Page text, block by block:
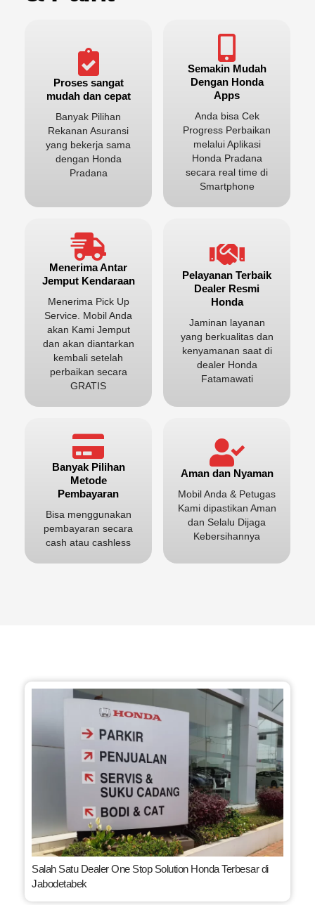
Proses sangat
mudah dan cepat
Banyak Pilihan
Rekanan Asuransi
yang bekerja sama
dengan Honda
Pradana
Semakin Mudah
Dengan Honda
Apps
Anda bisa Cek
Progress Perbaikan
melalui Aplikasi
Honda Pradana
secara real time di
Smartphone
Menerima Antar
Jemput Kendaraan
Menerima Pick Up
Service. Mobil Anda
akan Kami Jemput
dan akan diantarkan
kembali setelah
perbaikan secara
GRATIS
Pelayanan Terbaik
Dealer Resmi
Honda
Jaminan layanan
yang berkualitas dan
kenyamanan saat di
dealer Honda
Fatamawati
Banyak Pilihan
Metode
Pembayaran
Bisa menggunakan
pembayaran secara
cash atau cashless
Aman dan Nyaman
Mobil Anda & Petugas
Kami dipastikan Aman
dan Selalu Dijaga
Kebersihannya
Salah Satu Dealer One Stop Solution Honda Terbesar di
Jabodetabek